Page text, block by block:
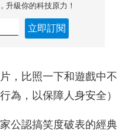
升級你的科技原力！
立即訂閱
，比照一下和遊戲中不
為，以保障人身安全）
公認搞笑度破表的經典